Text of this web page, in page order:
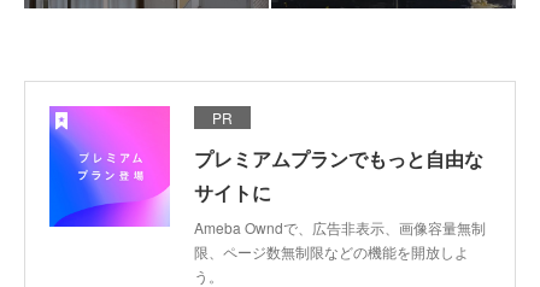
PR
プレミアムプランでもっと自由な
サイトに
Ameba Owndで、広告非表示、画像容量無制
限、ページ数無制限などの機能を開放しよ
う。